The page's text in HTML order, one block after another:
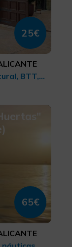
25€
Turismo deportivo, Turismo cultural, BTT, cicloturismo y ciclismo
65€